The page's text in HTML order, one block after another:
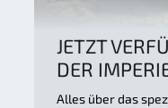
JETZT
DER
Alles über das